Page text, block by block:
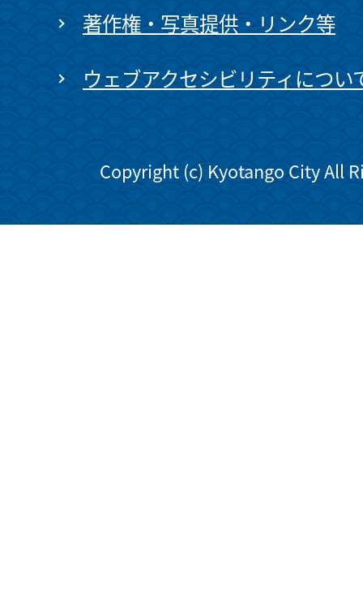
著作権・写真提供・リンク等
ウェブアクセシビリティについ
Copyright (c) Kyotango City All